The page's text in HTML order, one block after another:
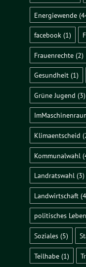
Energiewende
facebook (1)
Frauenrechte (2)
Gesundheit (1)
Grüne Jugend (3)
Klimaentscheid
Kommunalwahl
Landratswahl (3)
Landwirtschaft
politisches Leben
Soziales (5)
Teilhabe (1)